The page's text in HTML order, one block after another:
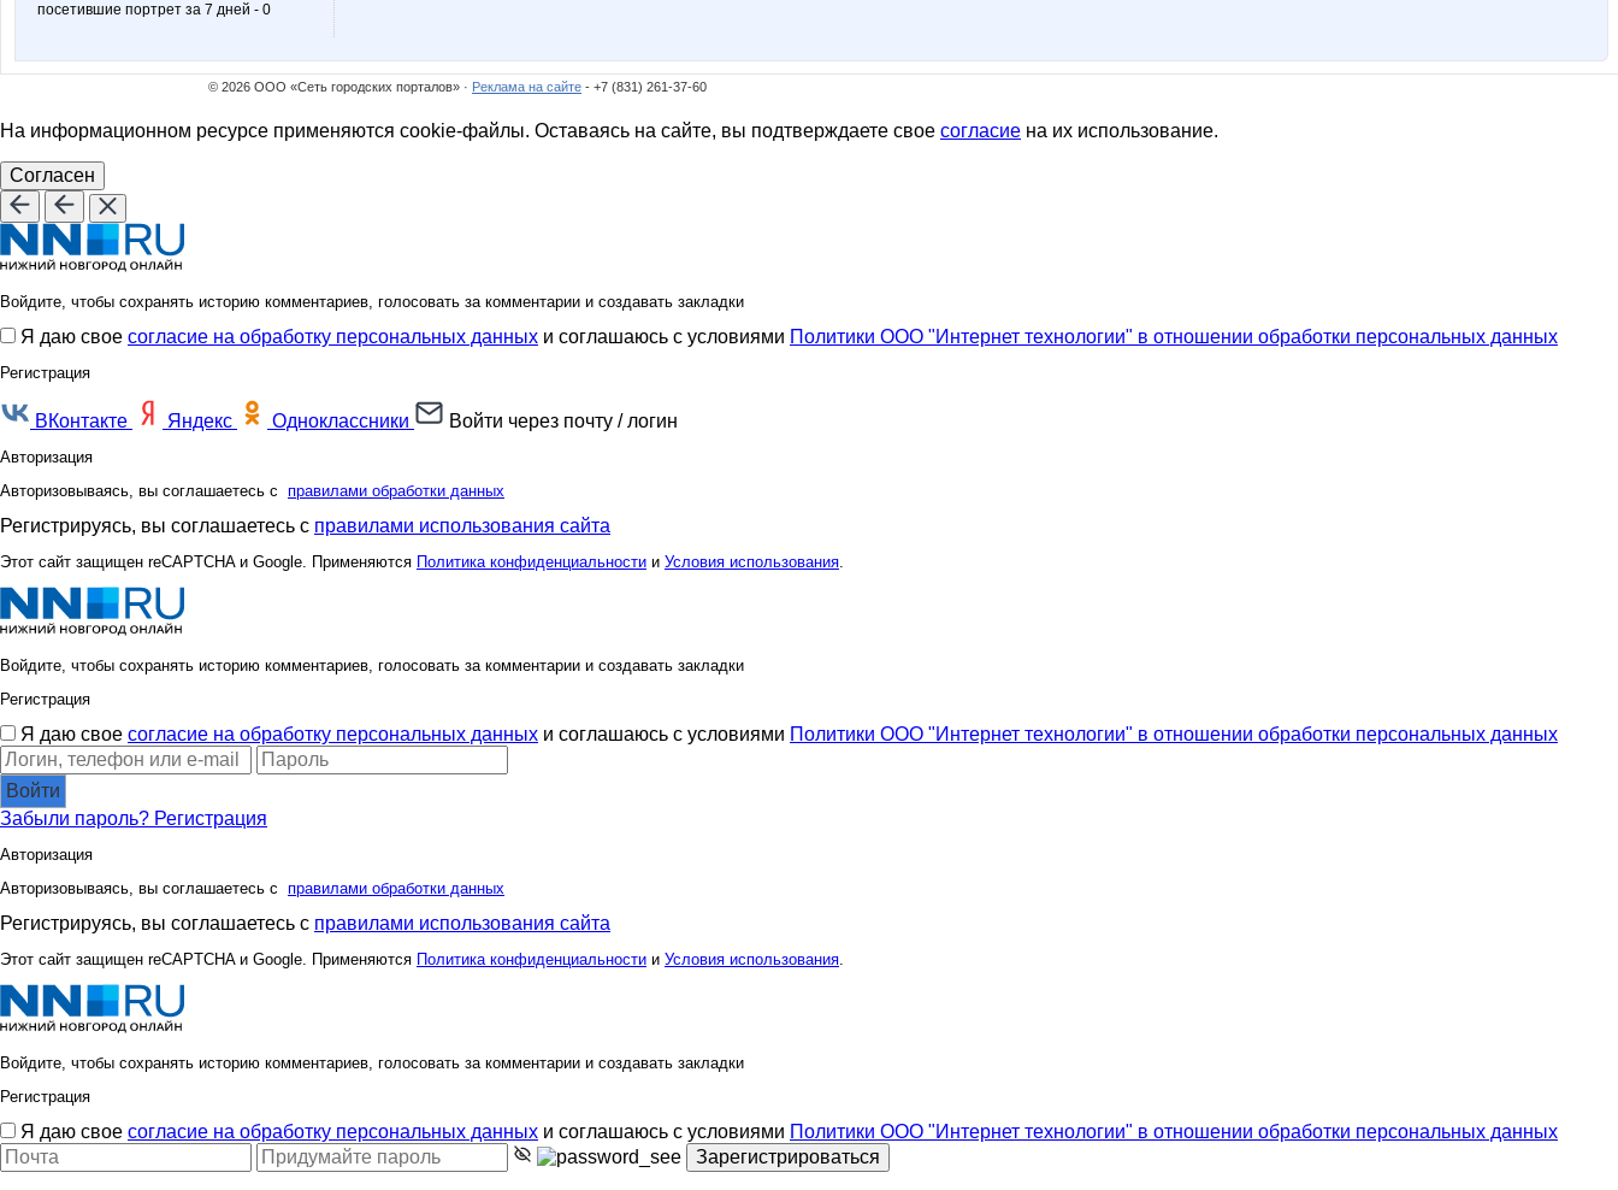
посетившие портрет за 7 дней - 0
© 2026 ООО «Сеть городских порталов» · Реклама на сайте - +7 (831) 261-37-60
На информационном ресурсе применяются cookie-файлы. Оставаясь на сайте, вы подтверждаете свое согласие на их использование.
Согласен
Войдите, чтобы сохранять историю комментариев, голосовать за комментарии и создавать закладки
Я даю свое согласие на обработку персональных данных и соглашаюсь с условиями Политики ООО "Интернет технологии" в отношении обработки персональных данных
Регистрация
ВКонтакте Яндекс Одноклассники Войти через почту / логин
Авторизация
Авторизовываясь, вы соглашаетесь с правилами обработки данных
Регистрируясь, вы соглашаетесь с правилами использования сайта
Этот сайт защищен reCAPTCHA и Google. Применяются Политика конфиденциальности и Условия использования.
Войдите, чтобы сохранять историю комментариев, голосовать за комментарии и создавать закладки
Регистрация
Я даю свое согласие на обработку персональных данных и соглашаюсь с условиями Политики ООО "Интернет технологии" в отношении обработки персональных данных
Войти
Забыли пароль? Регистрация
Авторизация
Авторизовываясь, вы соглашаетесь с правилами обработки данных
Регистрируясь, вы соглашаетесь с правилами использования сайта
Этот сайт защищен reCAPTCHA и Google. Применяются Политика конфиденциальности и Условия использования.
Войдите, чтобы сохранять историю комментариев, голосовать за комментарии и создавать закладки
Регистрация
Я даю свое согласие на обработку персональных данных и соглашаюсь с условиями Политики ООО "Интернет технологии" в отношении обработки персональных данных
Зарегистрироваться